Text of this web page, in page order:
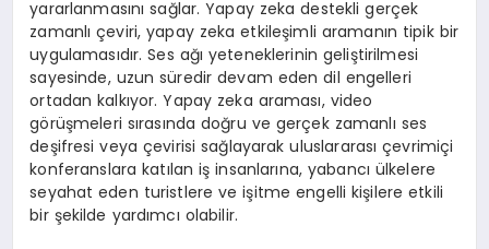
yararlanmasını sağlar. Yapay zeka destekli gerçek
zamanlı çeviri, yapay zeka etkileşimli aramanın tipik bir
uygulamasıdır. Ses ağı yeteneklerinin geliştirilmesi
sayesinde, uzun süredir devam eden dil engelleri
ortadan kalkıyor. Yapay zeka araması, video
görüşmeleri sırasında doğru ve gerçek zamanlı ses
deşifresi veya çevirisi sağlayarak uluslararası çevrimiçi
konferanslara katılan iş insanlarına, yabancı ülkelere
seyahat eden turistlere ve işitme engelli kişilere etkili
bir şekilde yardımcı olabilir.